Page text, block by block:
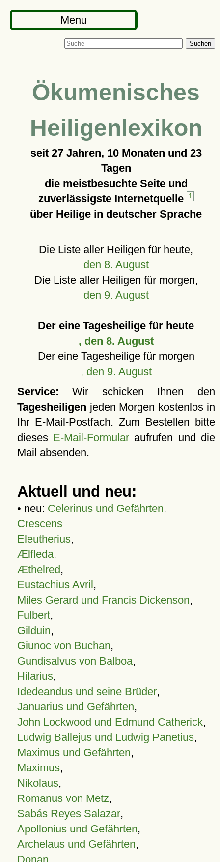
Menu
Suchen
Ökumenisches
Heiligenlexikon
seit 27 Jahren, 10 Monaten und 23
Tagen
die meistbesuchte Seite und
zuverlässigste Internetquelle
1
über Heilige in deutscher Sprache
Die Liste aller Heiligen für heute,
den 8. August
Die Liste aller Heiligen für morgen,
den 9. August
Der eine Tagesheilige für heute
, den 8. August
Der eine Tagesheilige für morgen
, den 9. August
Service: Wir schicken Ihnen den
Tagesheiligen jeden Morgen kostenlos in
Ihr E-Mail-Postfach. Zum Bestellen bitte
dieses E-Mail-Formular aufrufen und die
Mail absenden.
Aktuell und neu:
• neu: Celerinus und Gefährten,
Crescens
Eleutherius,
Ælfleda,
Æthelred,
Eustachius Avril,
Miles Gerard und Francis Dickenson,
Fulbert,
Gilduin,
Giunoc von Buchan,
Gundisalvus von Balboa,
Hilarius,
Idedeandus und seine Brüder,
Januarius und Gefährten,
John Lockwood und Edmund Catherick,
Ludwig Ballejus und Ludwig Panetius,
Maximus und Gefährten,
Maximus,
Nikolaus,
Romanus von Metz,
Sabás Reyes Salazar,
Apollonius und Gefährten,
Archelaus und Gefährten,
Donan,